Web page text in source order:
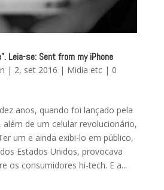
Leia-se: Sent from my iPhone
| 2, set 2016 | Midia etc| 0
anos, quando foi lançado pela
além de um celular revolucionário,
um e ainda exibi-lo em público,
Estados Unidos, provocava
os consumidores hi-tech. E a...